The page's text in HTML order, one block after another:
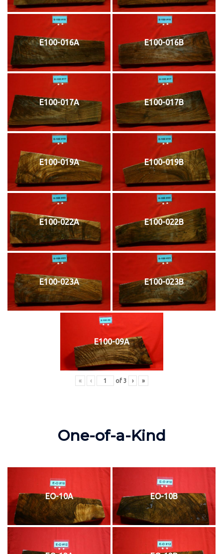
E100-016A E100-016B
E100-017A E100-017B
E100-019A E100-019B
E100-022A E100-022B
E100-023A E100-023B
E100-09A
« ‹ of 3 › »
One-of-a-Kind
EO-10A EO-10B